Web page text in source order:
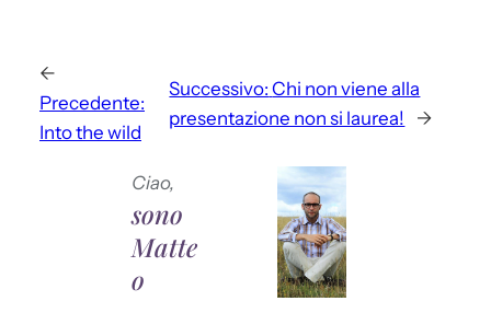
←
Precedente:
Into the wild
Successivo: Chi non viene alla
presentazione non si laurea!
→
Ciao,
sono
Matte
o